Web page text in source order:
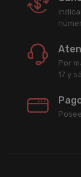
Por
17 y